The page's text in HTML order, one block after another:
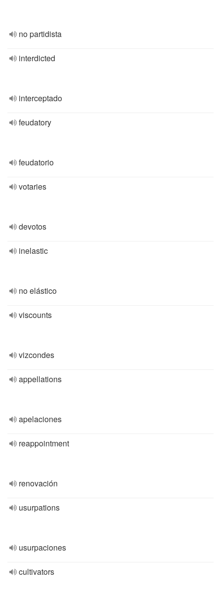
no partidista
interdicted
interceptado
feudatory
feudatorio
votaries
devotos
inelastic
no elástico
viscounts
vizcondes
appellations
apelaciones
reappointment
renovación
usurpations
usurpaciones
cultivators